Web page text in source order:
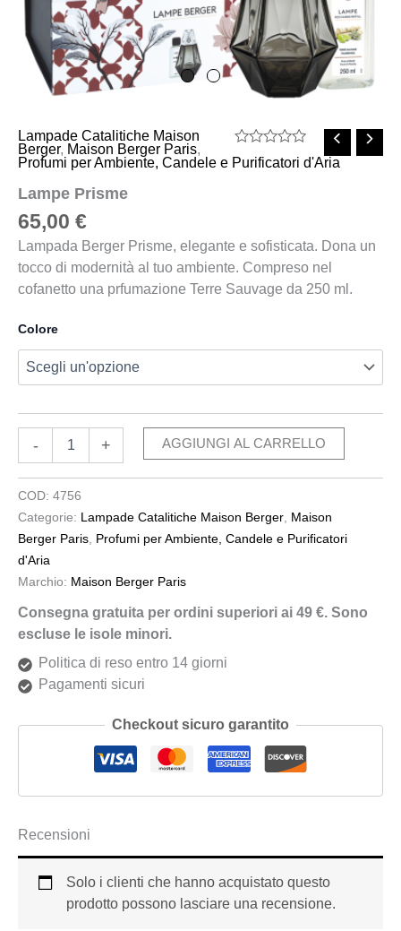
Valutato
Lampade Catalitiche Maison
Berger, Maison Berger Paris,
Profumi per Ambiente, Candele e Purificatori d'Aria
Lampe Prisme
65,00 €
Lampada Berger Prisme, elegante e sofisticata. Dona un
tocco di modernità al tuo ambiente. Compreso nel
cofanetto una prfumazione Terre Sauvage da 250 ml.
Colore
- + AGGIUNGI AL CARRELLO
COD: 4756
Categorie: Lampade Catalitiche Maison Berger Maison
Berger Paris Profumi per Ambiente, Candele e Purificatori
d'Aria
Marchio: Maison Berger Paris
Consegna gratuita per ordini superiori ai 49 €. Sono
escluse le isole minori.
Politica di reso entro 14 giorni
Pagamenti sicuri
Checkout sicuro garantito
Recensioni
Solo i clienti che hanno acquistato questo
prodotto possono lasciare una recensione.